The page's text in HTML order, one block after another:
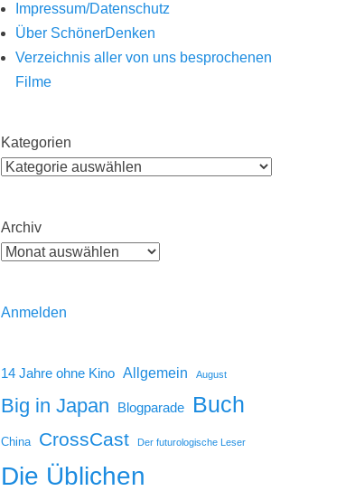
Impressum/Datenschutz
Über SchönerDenken
Verzeichnis aller von uns besprochenen
Filme
Kategorien
Archiv
Anmelden
14 Jahre ohne Kino Allgemein August
Big in Japan Blogparade Buch
China CrossCast Der futurologische Leser
Die Üblichen